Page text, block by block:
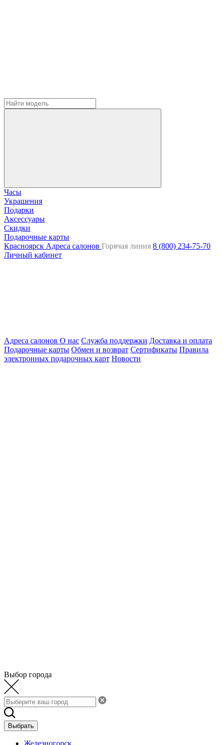
Часы
Украшения
Подарки
Аксессуары
Скидки
Подарочные карты
Красноярск Адреса салонов Горячая линия 8 (800) 234-75-70
Личный кабинет
Адреса салонов О нас Служба поддержки Доставка и оплата
Подарочные карты Обмен и возврат Сертификаты Правила
электронных подарочных карт Новости
Выбор города
Выбрать
Железногорск